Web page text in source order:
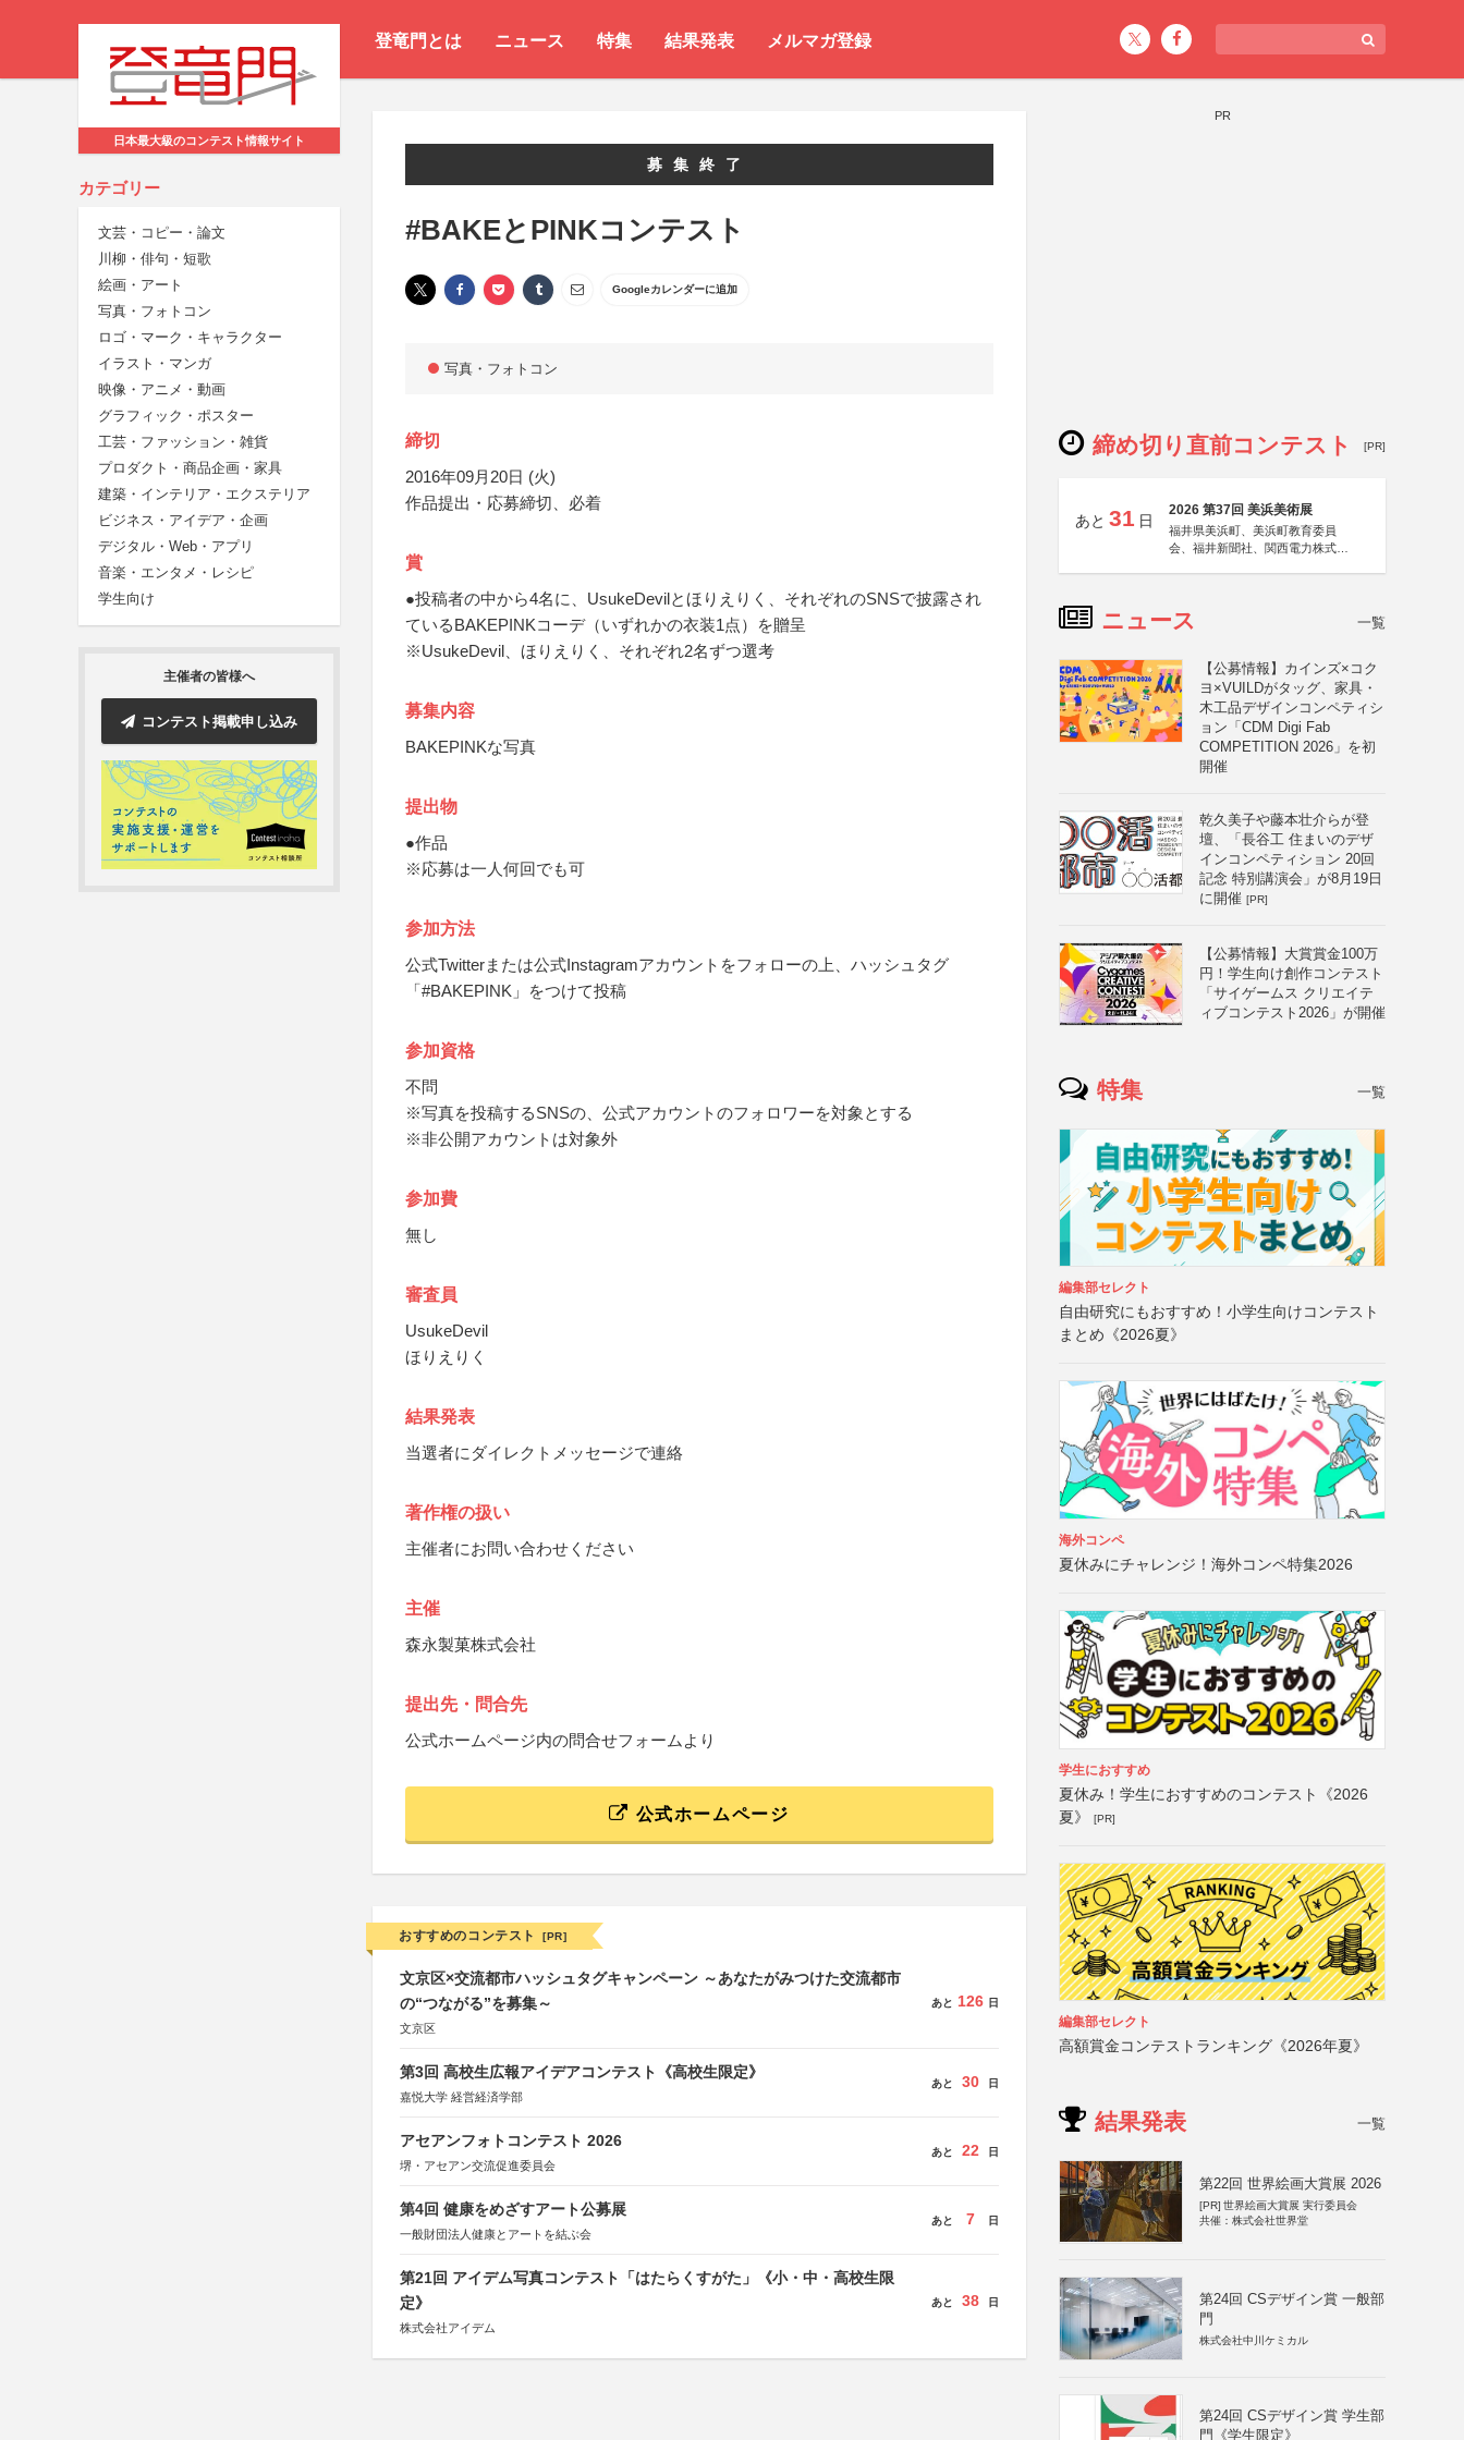
登竜門とは ニュース 特集 結果発表 メルマガ登録
日本最大級のコンテスト情報サイト
カテゴリー
文芸・コピー・論文
川柳・俳句・短歌
絵画・アート
写真・フォトコン
ロゴ・マーク・キャラクター
イラスト・マンガ
映像・アニメ・動画
グラフィック・ポスター
工芸・ファッション・雑貨
プロダクト・商品企画・家具
建築・インテリア・エクステリア
ビジネス・アイデア・企画
デジタル・Web・アプリ
音楽・エンタメ・レシピ
学生向け
主催者の皆様へ
コンテスト掲載申し込み
募集終了
#BAKEとPINKコンテスト
Googleカレンダーに追加
写真・フォトコン
締切
2016年09月20日 (火)
作品提出・応募締切、必着
賞
●投稿者の中から4名に、UsukeDevilとほりえりく、それぞれのSNSで披露され
ているBAKEPINKコーデ（いずれかの衣装1点）を贈呈
※UsukeDevil、ほりえりく、それぞれ2名ずつ選考
募集内容
BAKEPINKな写真
提出物
●作品
※応募は一人何回でも可
参加方法
公式Twitterまたは公式Instagramアカウントをフォローの上、ハッシュタグ
「#BAKEPINK」をつけて投稿
参加資格
不問
※写真を投稿するSNSの、公式アカウントのフォロワーを対象とする
※非公開アカウントは対象外
参加費
無し
審査員
UsukeDevil
ほりえりく
結果発表
当選者にダイレクトメッセージで連絡
著作権の扱い
主催者にお問い合わせください
主催
森永製菓株式会社
提出先・問合先
公式ホームページ内の問合せフォームより
公式ホームページ
おすすめのコンテスト [PR]
文京区×交流都市ハッシュタグキャンペーン ～あなたがみつけた交流都市
の“つながる”を募集～
文京区
あと 126 日
第3回 高校生広報アイデアコンテスト《高校生限定》
嘉悦大学 経営経済学部
あと 30 日
アセアンフォトコンテスト 2026
堺・アセアン交流促進委員会
あと 22 日
第4回 健康をめざすアート公募展
一般財団法人健康とアートを結ぶ会
あと 7 日
第21回 アイデム写真コンテスト「はたらくすがた」《小・中・高校生限
定》
株式会社アイデム
あと 38 日
PR
締め切り直前コンテスト [PR]
あと 31 日
2026 第37回 美浜美術展
福井県美浜町、美浜町教育委員
会、福井新聞社、関西電力株式会
ニュース 一覧
【公募情報】カインズ×コク
ヨ×VUILDがタッグ、家具・
木工品デザインコンペティシ
ョン「CDM Digi Fab
COMPETITION 2026」を初
開催
乾久美子や藤本壮介らが登
壇、「長谷工 住まいのデザ
インコンペティション 20回
記念 特別講演会」が8月19日
に開催 [PR]
【公募情報】大賞賞金100万
円！学生向け創作コンテスト
「サイゲームス クリエイテ
ィブコンテスト2026」が開催
特集 一覧
編集部セレクト
自由研究にもおすすめ！小学生向けコンテスト
まとめ《2026夏》
海外コンペ
夏休みにチャレンジ！海外コンペ特集2026
学生におすすめ
夏休み！学生におすすめのコンテスト《2026
夏》
[PR]
編集部セレクト
高額賞金コンテストランキング《2026年夏》
結果発表 一覧
第22回 世界絵画大賞展 2026
[PR] 世界絵画大賞展 実行委員会
共催：株式会社世界堂
第24回 CSデザイン賞 一般部
門
株式会社中川ケミカル
第24回 CSデザイン賞 学生部
門《学生限定》